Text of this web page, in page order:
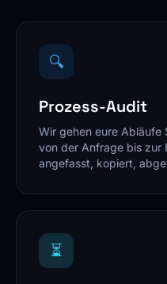
🔍
Prozess-Audit
Wir gehen eure
von der Anfrage bis zur
angefasst, kopiert,
⏳